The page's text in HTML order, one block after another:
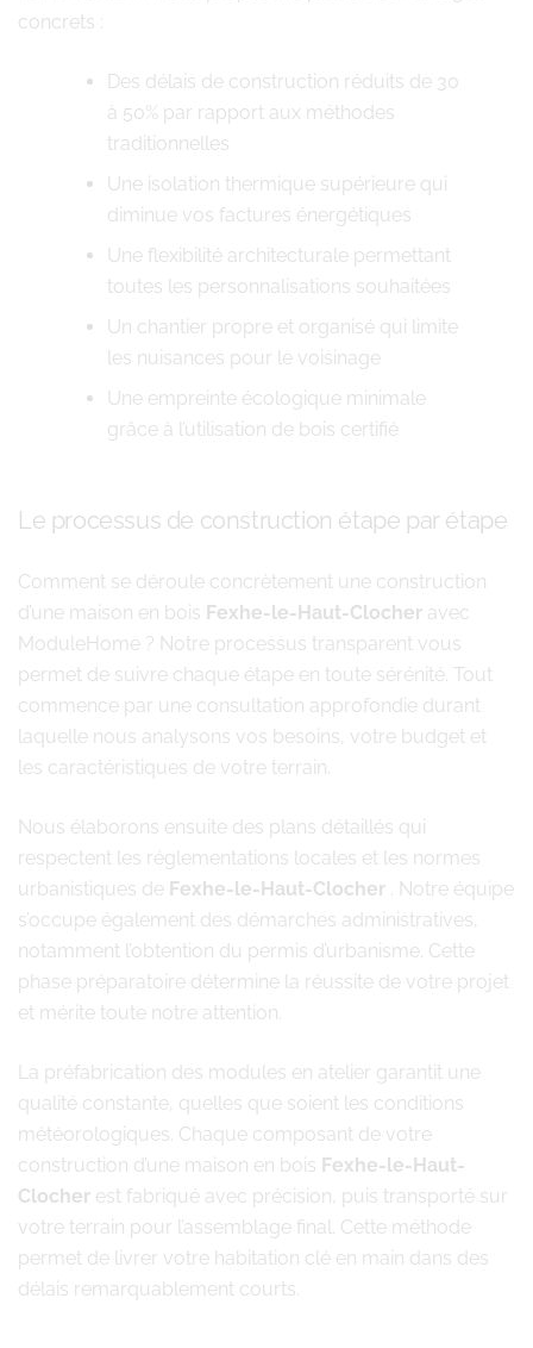
concrets :
Des délais de construction réduits de 30
à 50% par rapport aux méthodes
traditionnelles
Une isolation thermique supérieure qui
diminue vos factures énergétiques
Une flexibilité architecturale permettant
toutes les personnalisations souhaitées
Un chantier propre et organisé qui limite
les nuisances pour le voisinage
Une empreinte écologique minimale
grâce à l’utilisation de bois certifié
Le processus de construction étape par étape
Comment se déroule concrètement une construction
d’une maison en bois Fexhe-le-Haut-Clocher avec
ModuleHome ? Notre processus transparent vous
permet de suivre chaque étape en toute sérénité. Tout
commence par une consultation approfondie durant
laquelle nous analysons vos besoins, votre budget et
les caractéristiques de votre terrain.
Nous élaborons ensuite des plans détaillés qui
respectent les réglementations locales et les normes
urbanistiques de Fexhe-le-Haut-Clocher . Notre équipe
s’occupe également des démarches administratives,
notamment l’obtention du permis d’urbanisme. Cette
phase préparatoire détermine la réussite de votre projet
et mérite toute notre attention.
La préfabrication des modules en atelier garantit une
qualité constante, quelles que soient les conditions
météorologiques. Chaque composant de votre
construction d’une maison en bois Fexhe-le-Haut-
Clocher est fabriqué avec précision, puis transporté sur
votre terrain pour l’assemblage final. Cette méthode
permet de livrer votre habitation clé en main dans des
délais remarquablement courts.